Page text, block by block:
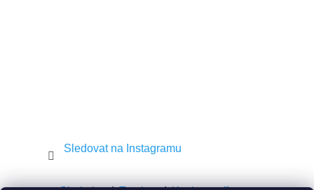
Sledovat na Instagramu